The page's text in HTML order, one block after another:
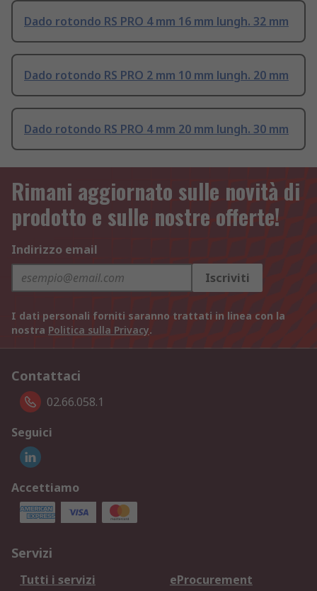
Dado rotondo RS PRO 4 mm 16 mm lungh. 32 mm
Dado rotondo RS PRO 2 mm 10 mm lungh. 20 mm
Dado rotondo RS PRO 4 mm 20 mm lungh. 30 mm
Rimani aggiornato sulle novità di
prodotto e sulle nostre offerte!
Indirizzo email
Iscriviti
I dati personali forniti saranno trattati in linea con la
nostra Politica sulla Privacy.
Contattaci
02.66.058.1
Seguici
Accettiamo
Servizi
Tutti i servizi
eProcurement